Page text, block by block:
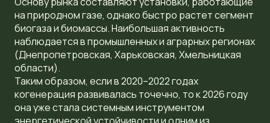
на природном газе, однако быстро растет сегмент
биогаза и биомассы. Наибольшая активность
наблюдается в промышленных и аграрных регионах
(Днепропетровская, Харьковская, Хмельницкая
области).
Таким образом, если в 2020–2022 годах
когенерация развивалась точечно, то к 2026 году
она уже стала системным инструментом